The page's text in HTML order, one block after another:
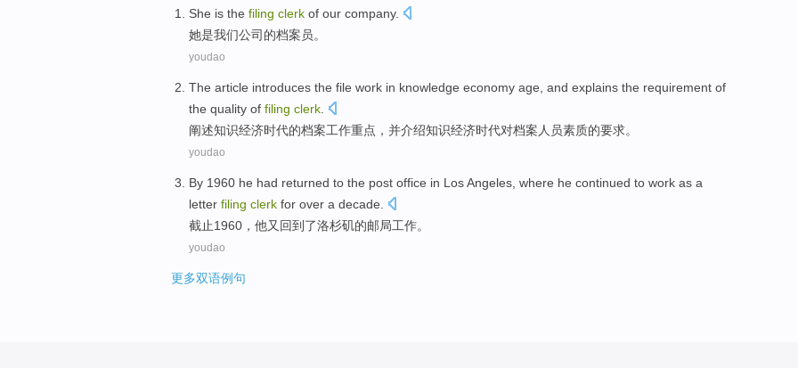
She is the filing clerk of our company.
她是我们公司 的档案员。
youdao
The article introduces the file work in knowledge economy age and explains the requirement of
the quality of filing clerk
阐述知识经济时代的档案工作重点， 并介绍知识经济时代对档案 人员素质的要求。
youdao
By 1960 he had returned to the post office in Los Angeles , where he continued to work as a
letter filing clerk for over a decade.
截止1960， 他又回到了洛杉矶的邮局工作。
youdao
更多双语例句